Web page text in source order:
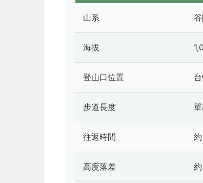
山系
海拔
登山口位置
步道長度
往返時間
高度落差